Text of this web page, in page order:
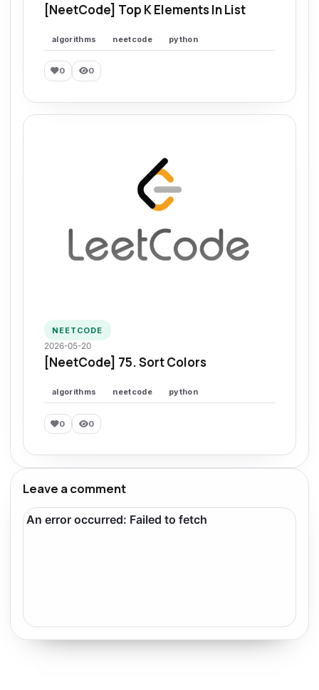
[NeetCode] Top K Elements In List
algorithms neetcode python
0 0
NEETCODE
2026-05-20
[NeetCode] 75. Sort Colors
algorithms neetcode python
0 0
Leave a comment